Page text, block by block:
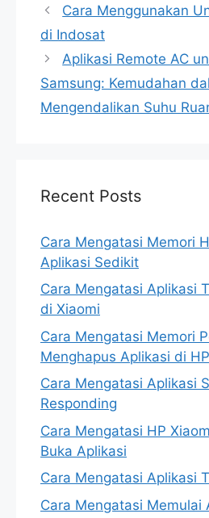
Cara Menggunakan
di Indosat
Aplikasi Remote AC
Samsung: Kemudahan
Mengendalikan Suhu
Recent Posts
Cara Mengatasi Memori
Aplikasi Sedikit
Cara Mengatasi Aplikasi
di Xiaomi
Cara Mengatasi Memori
Menghapus Aplikasi di
Cara Mengatasi Aplikasi
Responding
Cara Mengatasi HP
Buka Aplikasi
Cara Mengatasi Aplikasi
Cara Mengatasi Memulai